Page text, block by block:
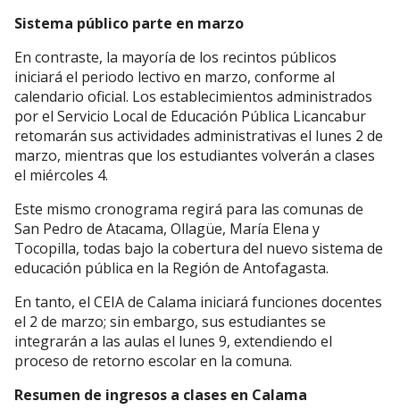
Sistema público parte en marzo
En contraste, la mayoría de los recintos públicos
iniciará el periodo lectivo en marzo, conforme al
calendario oficial. Los establecimientos administrados
por el Servicio Local de Educación Pública Licancabur
retomarán sus actividades administrativas el lunes 2 de
marzo, mientras que los estudiantes volverán a clases
el miércoles 4.
Este mismo cronograma regirá para las comunas de
San Pedro de Atacama, Ollagüe, María Elena y
Tocopilla, todas bajo la cobertura del nuevo sistema de
educación pública en la Región de Antofagasta.
En tanto, el CEIA de Calama iniciará funciones docentes
el 2 de marzo; sin embargo, sus estudiantes se
integrarán a las aulas el lunes 9, extendiendo el
proceso de retorno escolar en la comuna.
Resumen de ingresos a clases en Calama